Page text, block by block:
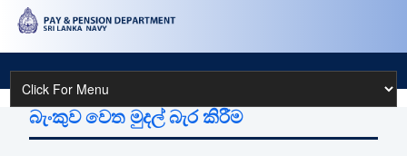
බැංකුව වෙත මුදල් බැර කිරීම